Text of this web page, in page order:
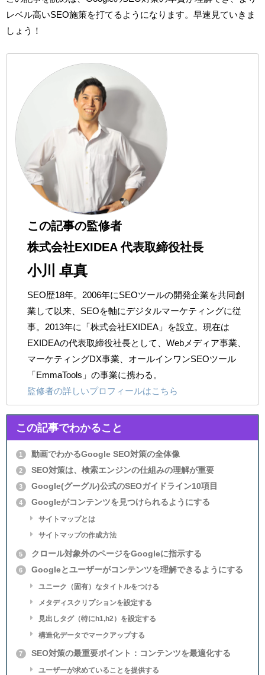
レベル高いSEO施策を打てるようになります。早速見ていきま
しょう！
この記事の監修者
株式会社EXIDEA 代表取締役社長
小川 卓真
SEO歴18年。2006年にSEOツールの開発企業を共同創
業して以来、SEOを軸にデジタルマーケティングに従
事。2013年に「株式会社EXIDEA」を設立。現在は
EXIDEAの代表取締役社長として、Webメディア事業、
マーケティングDX事業、オールインワンSEOツール
「EmmaTools」の事業に携わる。
監修者の詳しいプロフィールはこちら
この記事でわかること
1 動画でわかるGoogle SEO対策の全体像
2 SEO対策は、検索エンジンの仕組みの理解が重要
3 Google(グーグル)公式のSEOガイドライン10項目
4 Googleがコンテンツを見つけられるようにする
サイトマップとは
サイトマップの作成方法
5 クロール対象外のページをGoogleに指示する
6 Googleとユーザーがコンテンツを理解できるようにする
ユニーク（固有）なタイトルをつける
メタディスクリプションを設定する
見出しタグ（特にh1,h2）を設定する
構造化データでマークアップする
7 SEO対策の最重要ポイント：コンテンツを最適化する
ユーザーが求めていることを提供する